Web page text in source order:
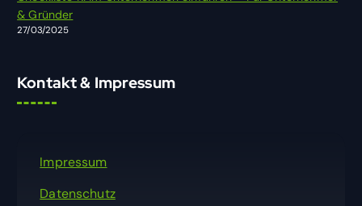
& Gründer
27/03/2025
Kontakt & Impressum
Impressum
Datenschutz